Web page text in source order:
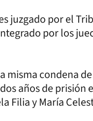
juzgado por el
por los
misma condena
años de
Filia y María